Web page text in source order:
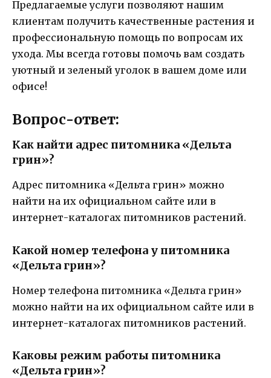
Предлагаемые услуги позволяют нашим
клиентам получить качественные растения и
профессиональную помощь по вопросам их
ухода. Мы всегда готовы помочь вам создать
уютный и зеленый уголок в вашем доме или
офисе!
Вопрос-ответ:
Как найти адрес питомника «Дельта
грин»?
Адрес питомника «Дельта грин» можно
найти на их официальном сайте или в
интернет-каталогах питомников растений.
Какой номер телефона у питомника
«Дельта грин»?
Номер телефона питомника «Дельта грин»
можно найти на их официальном сайте или в
интернет-каталогах питомников растений.
Каковы режим работы питомника
«Дельта грин»?